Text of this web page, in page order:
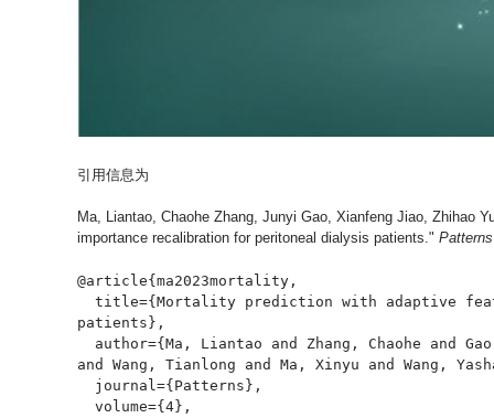
引用信息为
Ma, Liantao, Chaohe Zhang, Junyi Gao, Xianfeng Jiao, Zhihao
importance recalibration for peritoneal dialysis patients." Patterns
@article{ma2023mortality,
patients},
and Wang, Tianlong and Ma, Xinyu and Wang,